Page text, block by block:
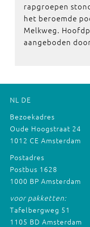
rapgroepen
het beroemde
Melkweg.
aangeboden
NL DE
Bezoekadres
Oude Hoogstraat 24
1012 CE Amsterdam
Postadres
Postbus 1628
1000 BP Amsterdam
voor pakketten:
Tafelbergweg 51
1105 BD Amsterdam